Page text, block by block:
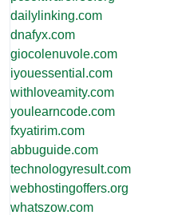
dailylinking.com
dnafyx.com
giocolenuvole.com
iyouessential.com
withloveamity.com
youlearncode.com
fxyatirim.com
abbuguide.com
technologyresult.com
webhostingoffers.org
whatszow.com